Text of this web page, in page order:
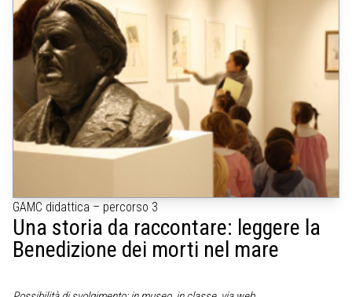
GAMC didattica – percorso 3
Una storia da raccontare: leggere la
Benedizione dei morti nel mare